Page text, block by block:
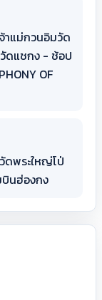
าแม่กวนอิมวัด
ดแชกง - ช้อป
OF
ดพระใหญ่โป่
นฮ่องกง